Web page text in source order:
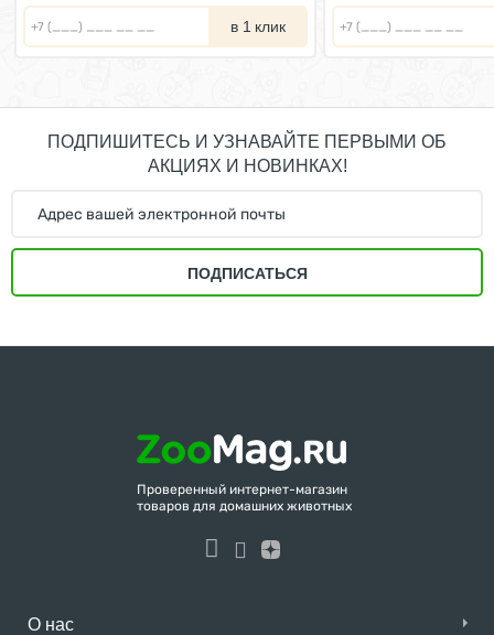
в 1 клик
ПОДПИШИТЕСЬ И УЗНАВАЙТЕ ПЕРВЫМИ ОБ
АКЦИЯХ И НОВИНКАХ!
ПОДПИСАТЬСЯ
Проверенный интернет-магазин
товаров для домашних животных
О нас